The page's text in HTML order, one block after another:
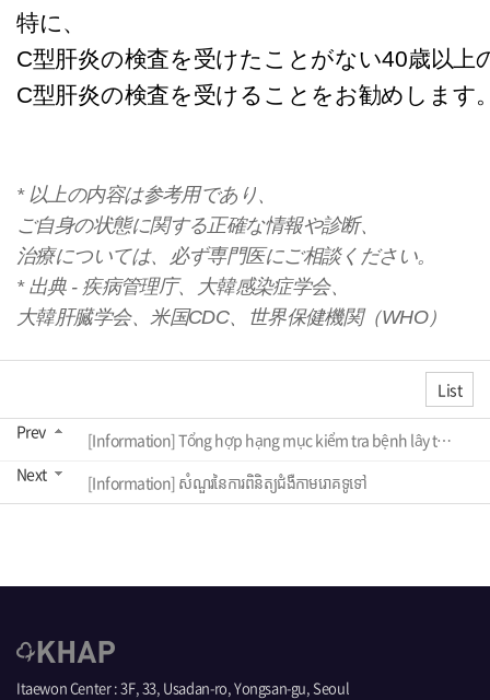
特に、
C型肝炎の検査を受けたことがない40歳以上
C型肝炎の検査を受けることをお勧めします
* 以上の内容は参考用であり、
ご自身の状態に関する正確な情報や診断、
治療については、必ず専門医にご相談ください。
* 出典 - 疾病管理庁、大韓感染症学会、
大韓肝臓学会、米国CDC、世界保健機関（WHO）
List
Prev
[Information] Tổng hợp hạng mục kiểm tra bệnh lây truyền qua đường tình dục
Next
[Information] សំណួរនៃការពិនិត្យជំងឺកាមរោគទូទៅ
Itaewon Center : 3F, 33, Usadan-ro, Yongsan-gu, Seoul